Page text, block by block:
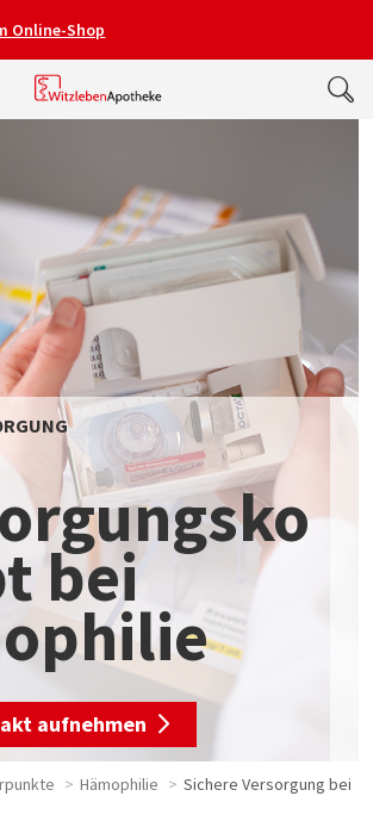
Online-Shop
bei
aufnehmen
Hämophilie
Sichere Versorgung bei